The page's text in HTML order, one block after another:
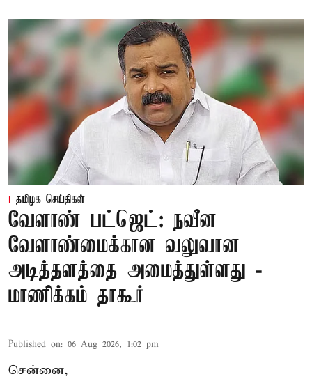
தமிழக செய்திகள்
வேளாண் பட்ஜெட்: நவீன
வேளாண்மைக்கான வலுவான
அடித்தளத்தை அமைத்துள்ளது -
மாணிக்கம் தாகூர்
Published on: 06 Aug 2026, 1:02 pm
சென்னை,